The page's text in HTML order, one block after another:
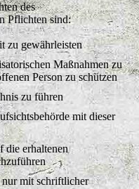
des
Pflichten sind:
zu gewährleisten
Maßnahmen zu
Person zu schützen
zu führen
mit dieser
die erhaltenen
mit schriftlicher